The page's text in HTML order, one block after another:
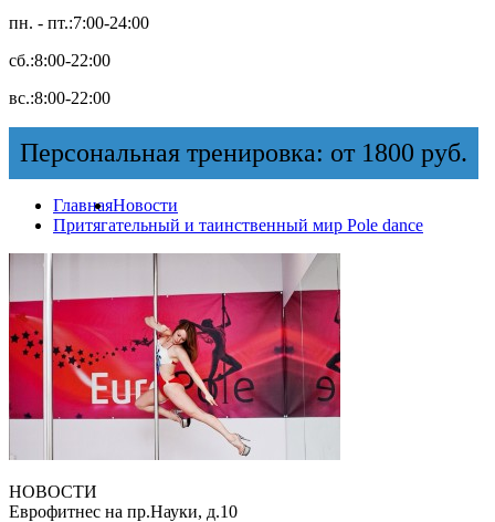
пн. - пт.:7:00-24:00
сб.:8:00-22:00
вс.:8:00-22:00
Персональная тренировка: от 1800 руб.
ГлавнаяНовости
Притягательный и таинственный мир Pоle dance
НОВОСТИ
Еврофитнес на пр.Науки, д.10